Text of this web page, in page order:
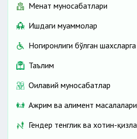
Меҳнат муносабатлари
Ишдаги муаммолар
Ногиронлиги бўлган
Таълим
Оилавий муносабатлар
Ажрим ва алимент масалалари
Гендер тенглик ва хотин-